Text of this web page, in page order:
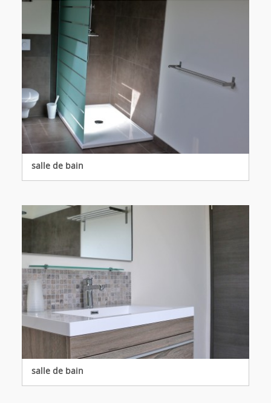
salle de bain
salle de bain